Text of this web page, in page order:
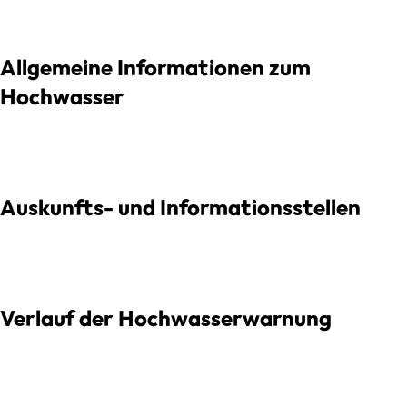
Allgemeine Informationen zum
Hochwasser
Auskunfts- und Informationsstellen
Verlauf der Hochwasserwarnung